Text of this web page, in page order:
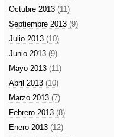
Octubre 2013 (11)
Septiembre 2013 (9)
Julio 2013 (10)
Junio 2013 (9)
Mayo 2013 (11)
Abril 2013 (10)
Marzo 2013 (7)
Febrero 2013 (8)
Enero 2013 (12)